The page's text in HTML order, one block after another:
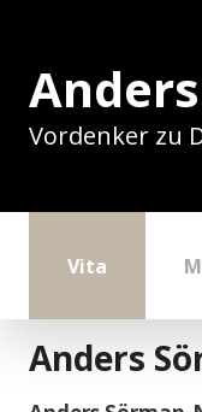
Vordenker zu
Vita
Anders